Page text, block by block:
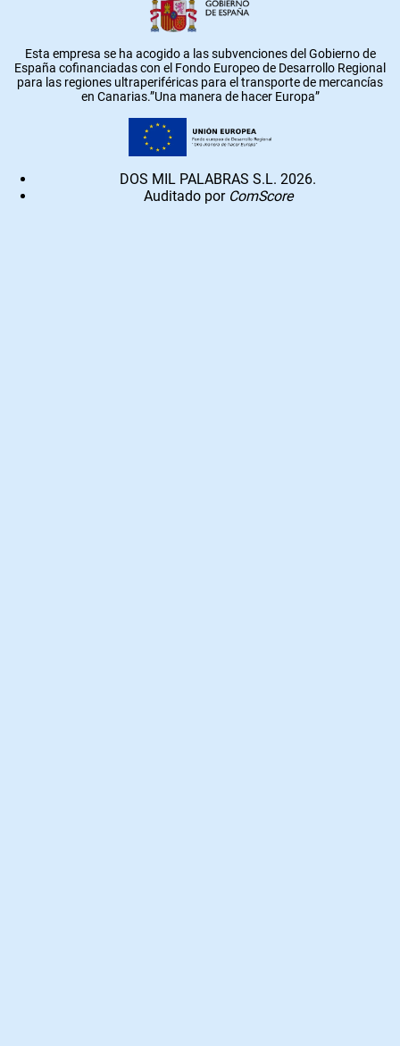
Esta empresa se ha acogido a las subvenciones del Gobierno de
España cofinanciadas con el Fondo Europeo de Desarrollo Regional
para las regiones ultraperiféricas para el transporte de mercancías
en Canarias.”Una manera de hacer Europa”
DOS MIL PALABRAS S.L. 2026.
Auditado por ComScore